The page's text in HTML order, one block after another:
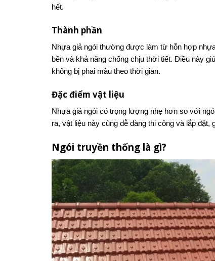
hết.
Thành phần
Nhựa giả ngói thường được làm từ hỗn hợp
bền và khả năng chống chịu thời tiết. Điều này
không bị phai màu theo thời gian.
Đặc điểm vật liệu
Nhựa giả ngói có trọng lượng nhẹ hơn so với
ra, vật liệu này cũng dễ dàng thi công và lắp đặt,
Ngói truyền thống là gì?